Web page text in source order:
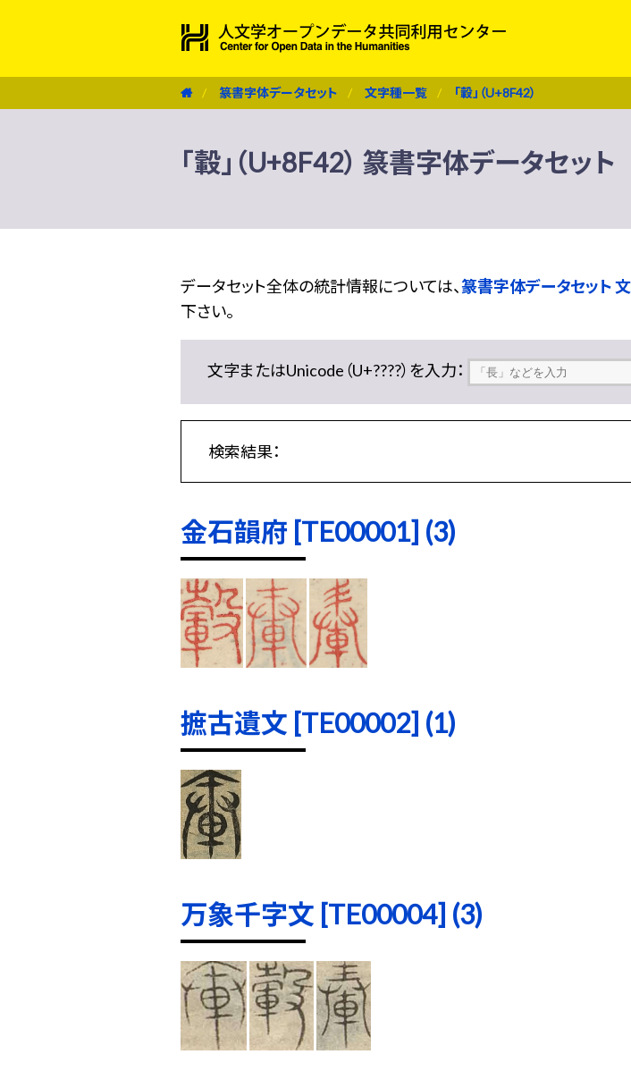
篆書字体データセット 文字種一覧 「轂」（U+8F42）
「轂」（U+8F42） 篆書字体データセット
データセット全体の統計情報については、篆書字体データセット
下さい。
文字またはUnicode（U+????）を入力：
検索結果：
金石韻府 [TE00001] (3)
摭古遺文 [TE00002] (1)
万象千字文 [TE00004] (3)